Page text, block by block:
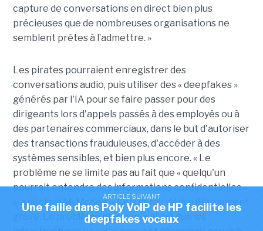
ARTICLE SUIVANT
Une faille dans Poly VoIP de HP facilite les
deepfakes vocaux
capture de conversations en direct bien plus
précieuses que de nombreuses organisations ne
semblent prêtes à l’admettre. »
Les pirates pourraient enregistrer des
conversations audio, puis utiliser des « deepfakes »
générés par l'IA pour se faire passer pour des
dirigeants lors d'appels passés à des employés ou à
des partenaires commerciaux, dans le but d'autoriser
des transactions frauduleuses, d'accéder à des
systèmes sensibles, et bien plus encore. « Le
problème ne se limite pas au fait que « quelqu'un
pourrait entendre des informations confidentielles »
», a déclaré M. McKee. « Cela serait déjà suffisamment
grave. Le problème plus général est que les